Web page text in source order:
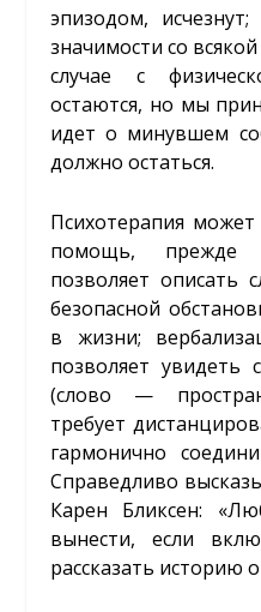
эпизодом,
значимости со
случае с
остаются, но мы
идет о минувшем
должно остаться.
Психотерапия
помощь, прежде
позволяет описать
безопасной
в жизни;
позволяет увидеть
(слово —
требует
гармонично
Справедливо
Карен Бликсен:
вынести, если
рассказать историю